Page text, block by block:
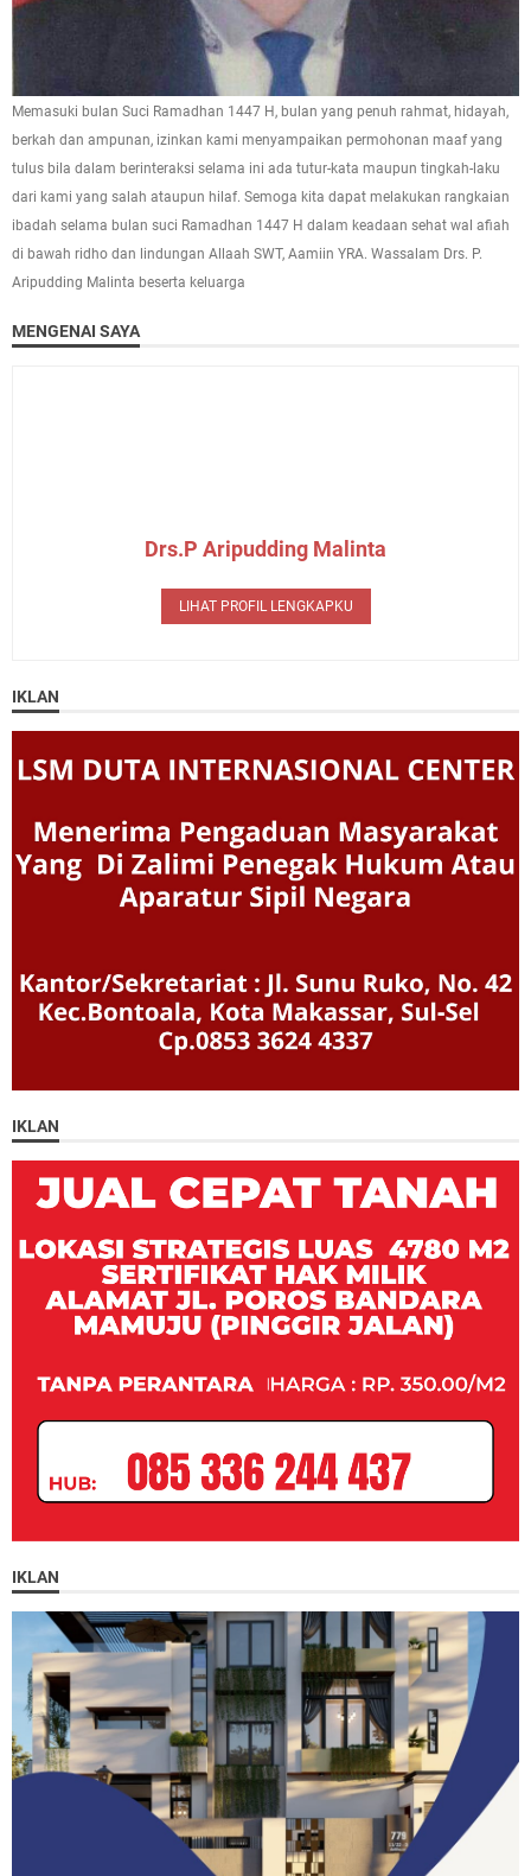
Memasuki bulan Suci Ramadhan 1447 H, bulan yang penuh rahmat, hidayah,
berkah dan ampunan, izinkan kami menyampaikan permohonan maaf yang
tulus bila dalam berinteraksi selama ini ada tutur-kata maupun tingkah-laku
dari kami yang salah ataupun hilaf. Semoga kita dapat melakukan rangkaian
ibadah selama bulan suci Ramadhan 1447 H dalam keadaan sehat wal afiah
di bawah ridho dan lindungan Allaah SWT, Aamiin YRA. Wassalam Drs. P.
Aripudding Malinta beserta keluarga
MENGENAI SAYA
Drs.P Aripudding Malinta
LIHAT PROFIL LENGKAPKU
IKLAN
IKLAN
IKLAN